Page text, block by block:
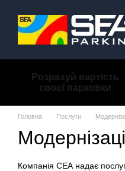
Розрахуй вартість
своєї парковки
Головна Послуги
Компанія СЕА надає